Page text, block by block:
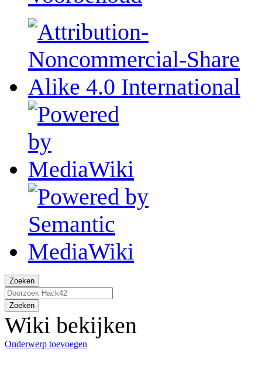
Zoeken
Zoeken
Wiki bekijken
Onderwerp toevoegen